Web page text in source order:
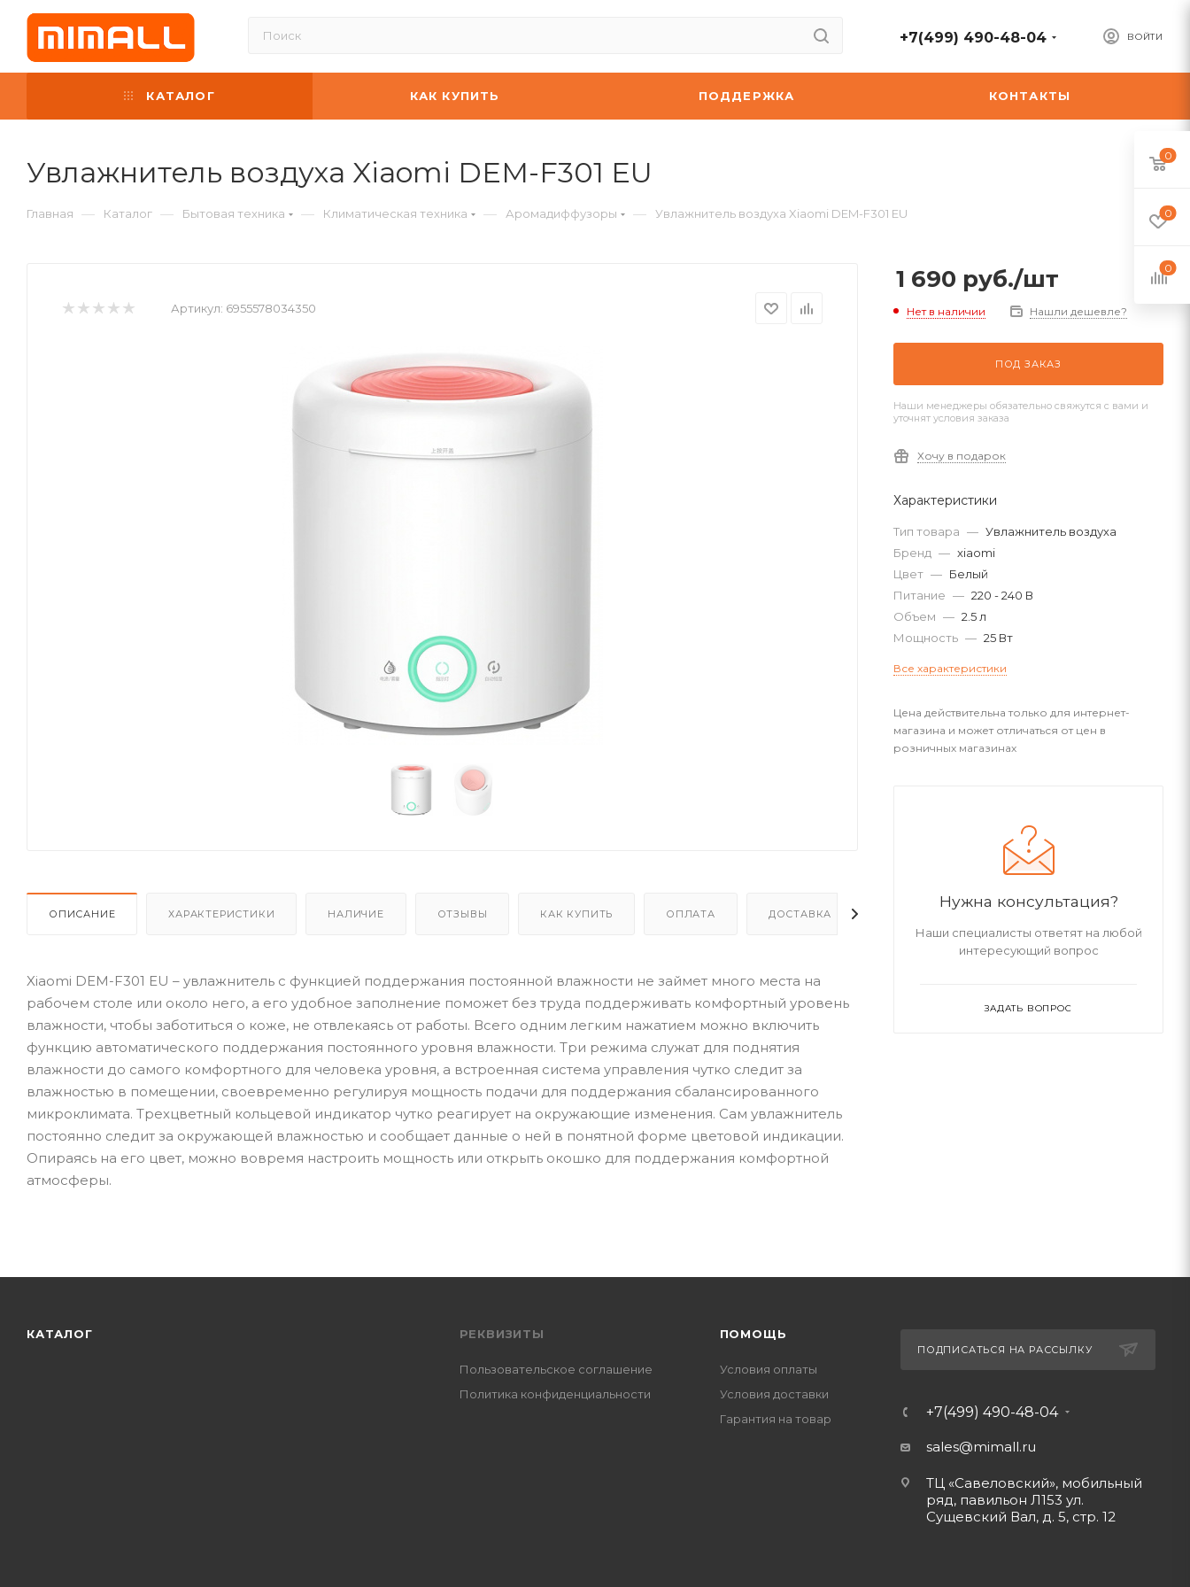
ВОЙТИ
+7(499) 490-48-04
КАТАЛОГ КАК КУПИТЬ ПОДДЕРЖКА КОНТАКТЫ
Увлажнитель воздуха Xiaomi DEM-F301 EU
Главная — Каталог — Бытовая техника — Климатическая техника — Аромадиффузоры — Увлажнитель воздуха Xiaomi DEM-F301 EU
Артикул: 6955578034350
ОПИСАНИЕ ХАРАКТЕРИСТИКИ НАЛИЧИЕ ОТЗЫВЫ КАК КУПИТЬ ОПЛАТА ДОСТАВКА
Xiaomi DEM-F301 EU – увлажнитель с функцией поддержания постоянной влажности не займет много места на
рабочем столе или около него, а его удобное заполнение поможет без труда поддерживать комфортный уровень
влажности, чтобы заботиться о коже, не отвлекаясь от работы. Всего одним легким нажатием можно включить
функцию автоматического поддержания постоянного уровня влажности. Три режима служат для поднятия
влажности до самого комфортного для человека уровня, а встроенная система управления чутко следит за
влажностью в помещении, своевременно регулируя мощность подачи для поддержания сбалансированного
микроклимата. Трехцветный кольцевой индикатор чутко реагирует на окружающие изменения. Сам увлажнитель
постоянно следит за окружающей влажностью и сообщает данные о ней в понятной форме цветовой индикации.
Опираясь на его цвет, можно вовремя настроить мощность или открыть окошко для поддержания комфортной
атмосферы.
1 690 руб./шт
Нет в наличии Нашли дешевле?
ПОД ЗАКАЗ
Наши менеджеры обязательно свяжутся с вами и
уточнят условия заказа
Хочу в подарок
Характеристики
Тип товара — Увлажнитель воздуха
Бренд — xiaomi
Цвет — Белый
Питание — 220 - 240 В
Объем — 2.5 л
Мощность — 25 Вт
Все характеристики
Цена действительна только для интернет-
магазина и может отличаться от цен в
розничных магазинах
Нужна консультация?
Наши специалисты ответят на любой
интересующий вопрос
ЗАДАТЬ ВОПРОС
КАТАЛОГ РЕКВИЗИТЫ
Пользовательское соглашение
Политика конфиденциальности
ПОМОЩЬ
Условия оплаты
Условия доставки
Гарантия на товар
ПОДПИСАТЬСЯ НА РАССЫЛКУ
+7(499) 490-48-04
sales@mimall.ru
ТЦ «Савеловский», мобильный
ряд, павильон Л153 ул.
Сущевский Вал, д. 5, стр. 12
0
0
0